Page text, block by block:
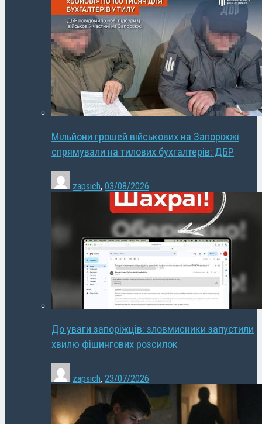
Мільйони грошей військових на Запоріжжі
спрямували на тилових бухгалтерів: ДБР
zapsich, 03/08/2026
До уваги запоріжців: зловмисники запустили
хвилю фішингових розсилок
zapsich, 23/07/2026